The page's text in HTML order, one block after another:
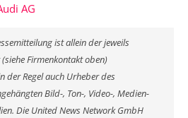
AG
ist allein der jeweils
Firmenkontakt oben)
der Regel auch Urheber des
Bild-, Ton-, Video-, Medien-
Die United News Network GmbH